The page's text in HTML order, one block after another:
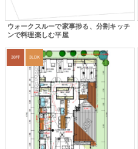
ウォークスルーで家事捗る、分割キッチ
ンで料理楽しむ平屋
38坪 3LDK